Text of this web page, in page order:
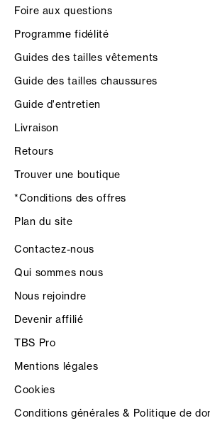
Foire aux questions
Programme fidélité
Guides des tailles vêtements
Guide des tailles chaussures
Guide d'entretien
Livraison
Retours
Trouver une boutique
*Conditions des offres
Plan du site
Contactez-nous
Qui sommes nous
Nous rejoindre
Devenir affilié
TBS Pro
Mentions légales
Cookies
Conditions générales & Politique de